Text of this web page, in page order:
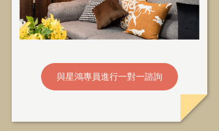
與星鴻專員進行一對一諮詢